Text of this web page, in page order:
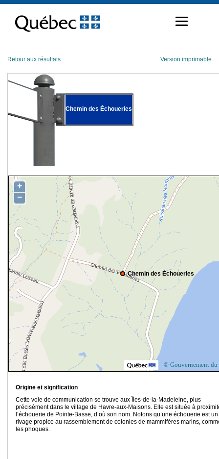
contenu
Retour aux résultats Version imprimable
Chemin des Échoueries
Chemin des Échoueries
+
−
© Gouvernement du
Origine et signification
Cette voie de communication se trouve aux Îles-de-la-Madeleine, plus
précisément dans le village de Havre-aux-Maisons. Elle est située à
l’échouerie de Pointe-Basse, d’où son nom. Notons qu’une échouerie est un
rivage propice au rassemblement de colonies de mammifères marins,
les phoques.